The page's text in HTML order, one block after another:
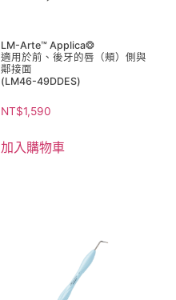
LM-Arte™ Applica❂
適用於前、後牙的唇（頰）側與
鄰接面
(LM46-49DDES)
NT$1,590
加入購物車